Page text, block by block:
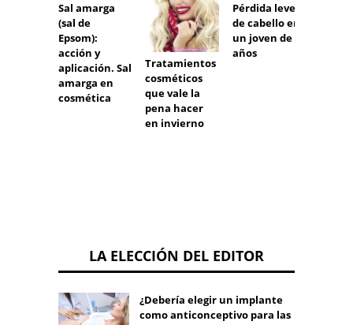
Sal amarga
(sal de
Epsom):
acción y
aplicación. Sal
amarga en
cosmética
Tratamientos
cosméticos
que vale la
pena hacer
en invierno
Pérdida leve
de cabello en
un joven de 18
años
LA ELECCIÓN DEL EDITOR
¿Debería elegir un implante
como anticonceptivo para las